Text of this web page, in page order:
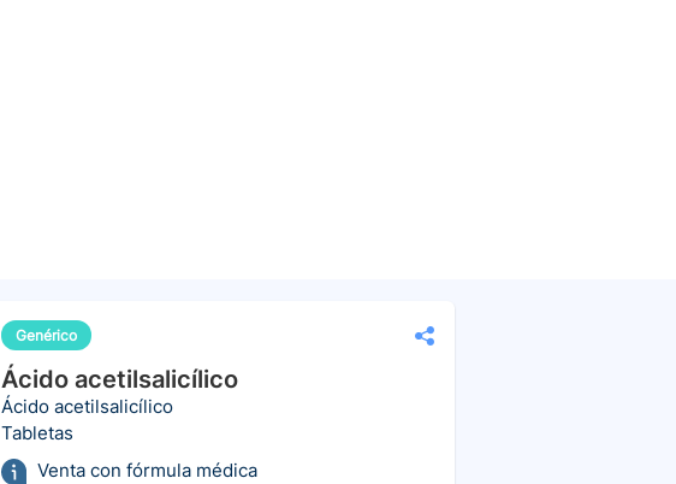
Genérico
Ácido acetilsalicílico
Ácido acetilsalicílico
Tabletas
Venta con fórmula médica